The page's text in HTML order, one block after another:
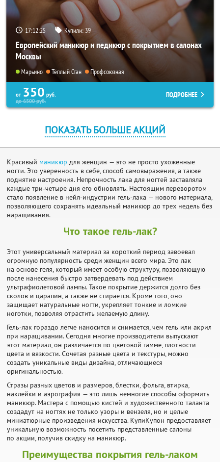
17:12:24 Купили: 39
Европейский маникюр и педикюр с покрытием в салонах
Москвы
Марьино Тёплый Стан Профсоюзная
от 350 руб.
до6500руб.
ПОДРОБНЕЕ
ПОКАЗАТЬ БОЛЬШЕ АКЦИЙ
Красивый маникюр для женщин — это не просто ухоженные
ногти. Это уверенность в себе, способ самовыражения, а также
поднятие настроения. Непрочность лака для ногтей заставляла
каждые три-четыре дня его обновлять. Настоящим переворотом
стало появление в нейл-индустрии гель-лака — нового материала,
позволяющего сохранять идеальный маникюр до трех недель без
наращивания.
Что такое гель-лак?
Этот универсальный материал за короткий период завоевал
огромную популярность среди женщин всего мира. Это лак
на основе геля, который имеет особую структуру, позволяющую
после нанесения быстро затвердевать под действием
ультрафиолетовой лампы. Такое покрытие держится долго без
сколов и царапин, а также не стирается. Кроме того, оно
защищает натуральные ногти, укрепляет тонкие и ломкие
ноготки, позволяя отрастить желаемую длину.
Гель-лак гораздо легче наносится и снимается, чем гель или акрил
при наращивании. Сегодня многие производители выпускают
этот материал, он различается по цветовой гамме, плотности
цвета и вязкости. Сочетая разные цвета и текстуры, можно
создать уникальные виды дизайна, отличающиеся
оригинальностью.
Стразы разных цветов и размеров, блестки, фольга, втирка,
наклейки и аэрография — это лишь немногие способы оформить
маникюр. Мастера с помощью кистей и художественного таланта
создадут на ногтях не только узоры и вензеля, но и целые
миниатюрные произведения искусства. КупиКупон предоставляет
уникальную возможность посетить представленные салоны
по акции, получив скидку на маникюр.
Преимущества покрытия гель-лаком